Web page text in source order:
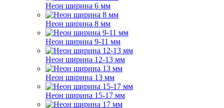
Неон ширина 6 мм
Неон ширина 8 мм
Неон ширина 9-11 мм
Неон ширина 12-13 мм
Неон ширина 13 мм
Неон ширина 15-17 мм